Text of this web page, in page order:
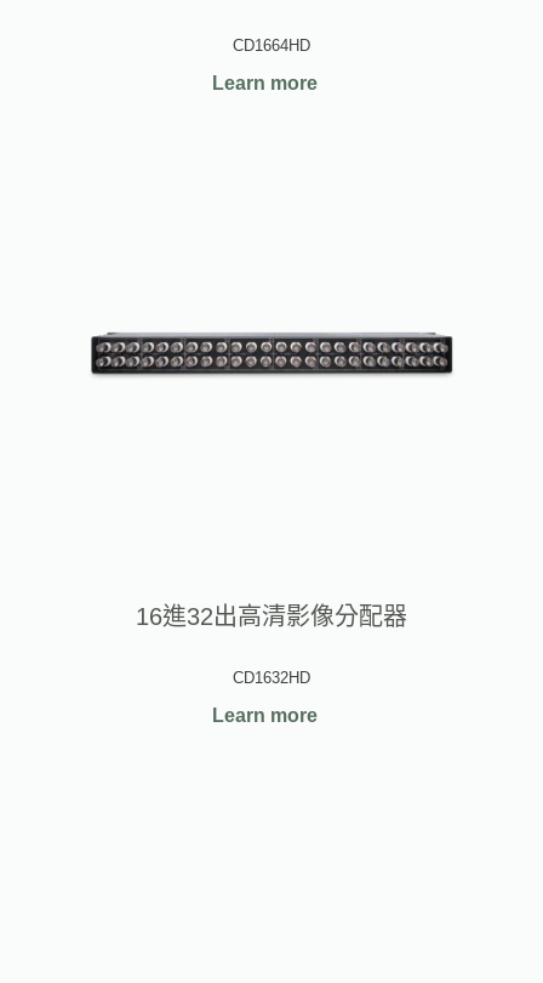
CD1664HD
Learn more
16進32出高清影像分配器
CD1632HD
Learn more